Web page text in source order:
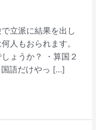
立派に結果を出し
人もおられます。
ょうか？ ・算国２
語だけやっ […]